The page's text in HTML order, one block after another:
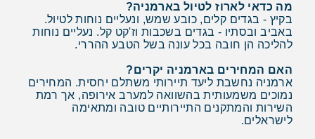
מה כדאי לארוז לטיול בארמניה?
בקיץ - בגדים קלים, כובע שמש, ונעליים נוחות לטיול.
באביב ובסתיו - בגדים בשכבות וז'קט קל. נעליים נוחות
להליכה הן חובה בכל עונה בשל הטבע ההררי.
האם המחירים בארמניה יקרים?
ארמניה נחשבת ליעד תיירותי משתלם יחסית. המחירים
נמוכים משמעותית בהשוואה למערב אירופה, אך רמת
השירות והמתקנים התיירותיים טובה ומתאימה
לישראלים.